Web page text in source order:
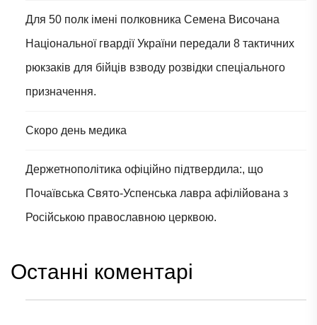
Для 50 полк імені полковника Семена Височана
Національної гвардії України передали 8 тактичних
рюкзаків для бійців взводу розвідки спеціального
призначення.
Скоро день медика
Держетнополітика офіційно підтвердила:, що
Почаївська Свято-Успенська лавра афілійована з
Російською православною церквою.
Останні коментарі